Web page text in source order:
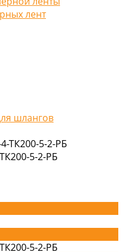
лент
шлангов
5-2-РБ
5-2-РБ